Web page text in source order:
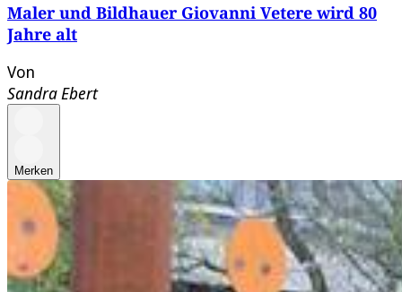
Maler und Bildhauer Giovanni Vetere wird 80
Jahre alt
Von
Sandra Ebert
Merken